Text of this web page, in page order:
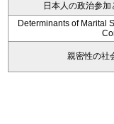
日本人の政治参
Determinants of Marital
親密性の社